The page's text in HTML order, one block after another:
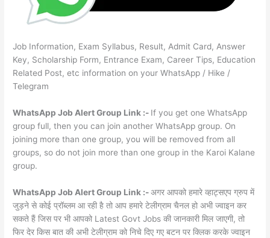
Job Information, Exam Syllabus, Result, Admit Card, Answer
Key, Scholarship Form, Entrance Exam, Career Tips, Education
Related Post, etc information on your WhatsApp / Hike /
Telegram
WhatsApp Job Alert Group Link :- If you get one WhatsApp
group full, then you can join another WhatsApp group. On
joining more than one group, you will be removed from all
groups, so do not join more than one group in the Karoi Kalane
group.
WhatsApp Job Alert Group Link :-अगर आपको हमारे व्हाट्सएप ग्रुप में
जुड़ने से कोई प्रॉब्लम आ रही है तो आप हमारे टेलीग्राम चैनल हो अभी ज्वाइन कर
सकते हैं जिस पर भी आपको Latest Govt Jobs की जानकारी मिल जाएगी, तो
फिर देर किस बात की अभी टेलीग्राम को निचे दिए गए बटन पर क्लिक करके ज्वाइन